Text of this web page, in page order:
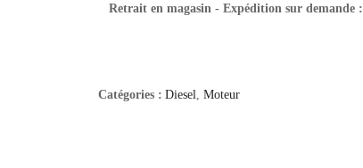
Retrait en magasin - Expédition sur demande :
Catégories : Diesel Moteur